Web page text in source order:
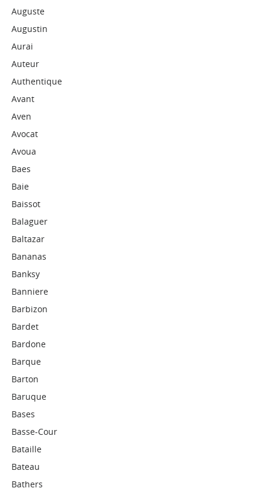
Auguste
Augustin
Aurai
Auteur
Authentique
Avant
Aven
Avocat
Avoua
Baes
Baie
Baissot
Balaguer
Baltazar
Bananas
Banksy
Banniere
Barbizon
Bardet
Bardone
Barque
Barton
Baruque
Bases
Basse-Cour
Bataille
Bateau
Bathers